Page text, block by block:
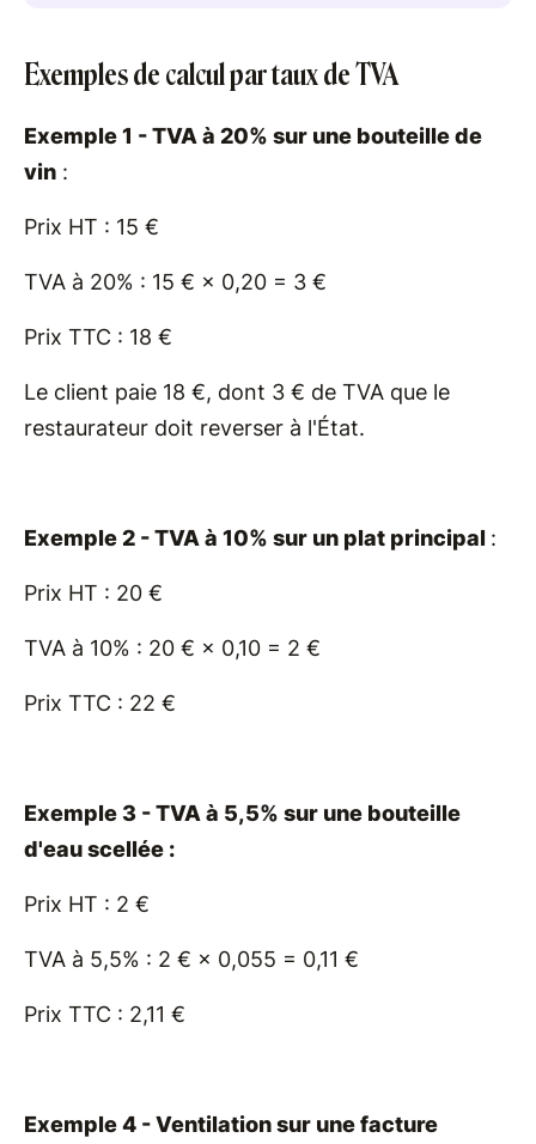
Exemples de calcul par taux de TVA
Exemple 1 - TVA à 20% sur une bouteille de
vin :
Prix HT : 15 €
TVA à 20% : 15 € × 0,20 = 3 €
Prix TTC : 18 €
Le client paie 18 €, dont 3 € de TVA que le
restaurateur doit reverser à l'État.
Exemple 2 - TVA à 10% sur un plat principal :
Prix HT : 20 €
TVA à 10% : 20 € × 0,10 = 2 €
Prix TTC : 22 €
Exemple 3 - TVA à 5,5% sur une bouteille
d'eau scellée :
Prix HT : 2 €
TVA à 5,5% : 2 € × 0,055 = 0,11 €
Prix TTC : 2,11 €
Exemple 4 - Ventilation sur une facture